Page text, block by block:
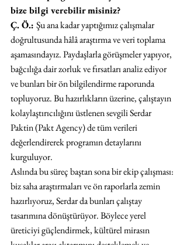
bize bilgi verebilir misiniz?
Ç. Ö.: Şu ana kadar yaptığımız çalışmalar
doğrultusunda hâlâ araştırma ve veri toplama
aşamasındayız. Paydaşlarla görüşmeler yapıyor,
bağcılığa dair zorluk ve fırsatları analiz ediyor
ve bunları bir ön bilgilendirme raporunda
topluyoruz. Bu hazırlıkların üzerine, çalıştayın
kolaylaştırıcılığını üstlenen sevgili Serdar
Paktin (Pakt Agency) de tüm verileri
değerlendirerek programın detaylarını
kurguluyor.
Aslında bu süreç baştan sona bir ekip çalışması:
biz saha araştırmaları ve ön raporlarla zemin
hazırlıyoruz, Serdar da bunları çalıştay
tasarımına dönüştürüyor. Böylece yerel
üreticiyi güçlendirmek, kültürel mirasın